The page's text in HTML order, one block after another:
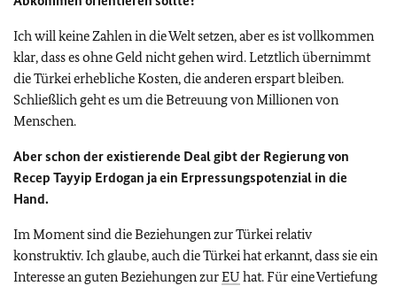
Ich will keine Zahlen in die Welt setzen, aber es ist vollkommen
klar, dass es ohne Geld nicht gehen wird. Letztlich übernimmt
die Türkei erhebliche Kosten, die anderen erspart bleiben.
Schließlich geht es um die Betreuung von Millionen von
Menschen.
Aber schon der existierende Deal gibt der Regierung von
Recep Tayyip Erdogan ja ein Erpressungspotenzial in die
Hand.
Im Moment sind die Beziehungen zur Türkei relativ
konstruktiv. Ich glaube, auch die Türkei hat erkannt, dass sie ein
Interesse an guten Beziehungen zurEU hat. Für eine Vertiefung